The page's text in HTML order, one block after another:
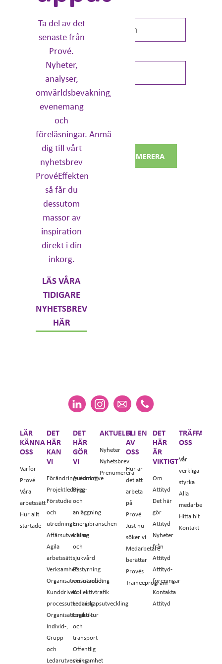
Ta del av det
senaste från
Prové.
Nyheter,
analyser,
omvärldsbevakning,
evenemang
och
föreläsningar. Anmäl
dig till vårt
nyhetsbrev
ProvéEffekten
så får du
dessutom
massor av
inspiration
direkt i din
inkorg.
LÄS VÅRA
TIDIGARE
NYHETSBREV
HÄR
Dina uppgifter kommer
vår integritetspolicy
PRENUMERERA
LÄR
KÄNNA
OSS
Varför
Prové
Våra
arbetssätt
Hur allt
startade
DET
HÄR
KAN
VI
Förändringsledning
Projektledning
Förstudie
och
utredning
Affärsutveckling
Agila
arbetssätt
Verksamhetsstyrning
Organisationsutveckling
Kunddriven
processutveckling
Organisationskultur
Individ-,
Grupp-
och
Ledarutveckling
DET
HÄR
GÖR
VI
Automotive
Bygg-
och
anläggning
Energibranschen
Hälso-
och
sjukvård
IT-
verksamhet
Kollektivtrafik
Ledarskapsutveckling
Logistik
och
transport
Offentlig
verksamhet
AKTUELLT
Nyheter
Nyhetsbrev
Prenumerera
BLI EN
AV
OSS
Hur är
det att
arbeta
på
Prové
Just nu
söker vi
Medarbetare
berättar
Provés
Traineeprogram
DET
HÄR
ÄR
VIKTIGT
Om
Attityd
Det här
gör
Attityd
Nyheter
från
Attityd
Attityd-
föreningar
Kontakta
Attityd
TRÄFFA
OSS
Vår
verkliga
styrka
Alla
medarbetare
Hitta hit
Kontakt